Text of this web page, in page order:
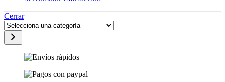
Cerrar
Selecciona
una
categoría